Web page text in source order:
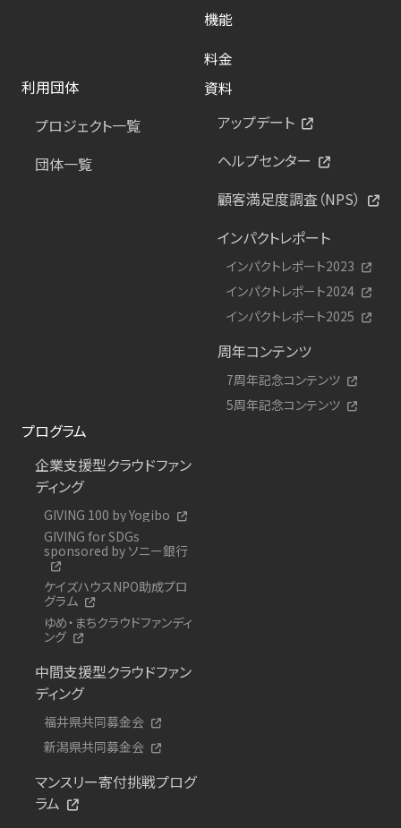
機能
料金
利用団体
プロジェクト一覧
団体一覧
資料
アップデート
ヘルプセンター
顧客満足度調査（NPS）
インパクトレポート
インパクトレポート2023
インパクトレポート2024
インパクトレポート2025
周年コンテンツ
7周年記念コンテンツ
5周年記念コンテンツ
プログラム
企業支援型クラウドファン
ディング
GIVING 100 by Yogibo
GIVING for SDGs
sponsored by ソニー銀行
ケイズハウスNPO助成プロ
グラム
ゆめ・まちクラウドファンディ
ング
中間支援型クラウドファン
ディング
福井県共同募金会
新潟県共同募金会
マンスリー寄付挑戦プログ
ラム